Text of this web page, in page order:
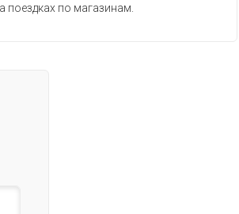
поездках по магазинам.